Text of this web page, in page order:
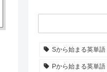
Sから始まる英単語
Pから始まる英単語